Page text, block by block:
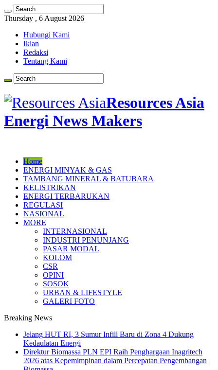
Thursday , 6 August 2026
Hubungi Kami
Iklan
Redaksi
Tentang Kami
Resources Asia
Energi News Makers
Home
ENERGI MINYAK & GAS
TAMBANG MINERAL & BATUBARA
KELISTRIKAN
ENERGI TERBARUKAN
REGULASI
NASIONAL
MORE
INTERNASIONAL
INDUSTRI PENUNJANG
PASAR MODAL
KOLOM
CSR
OPINI
SOSOK
URBAN & LIFESTYLE
GALERI FOTO
Breaking News
Jelang HUT RI, 3 Sumur Infill Baru di Zona 4 Dukung
Kedaulatan Energi
Direktur Biomassa PLN EPI Raih Penghargaan Inagritech
2026 atas Kepemimpinan dalam Percepatan Pengembangan